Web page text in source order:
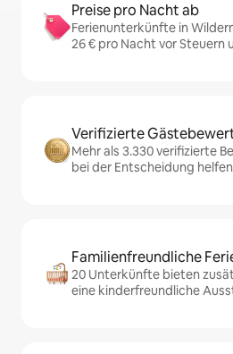
Preise pro Nacht ab
Ferienunterkünfte in
26 € pro Nacht vor Steuern
Verifizierte
Mehr als 3.330 verifizierte
bei der Entscheidung helfen
Familienfreundliche
20 Unterkünfte bieten
eine kinderfreundliche